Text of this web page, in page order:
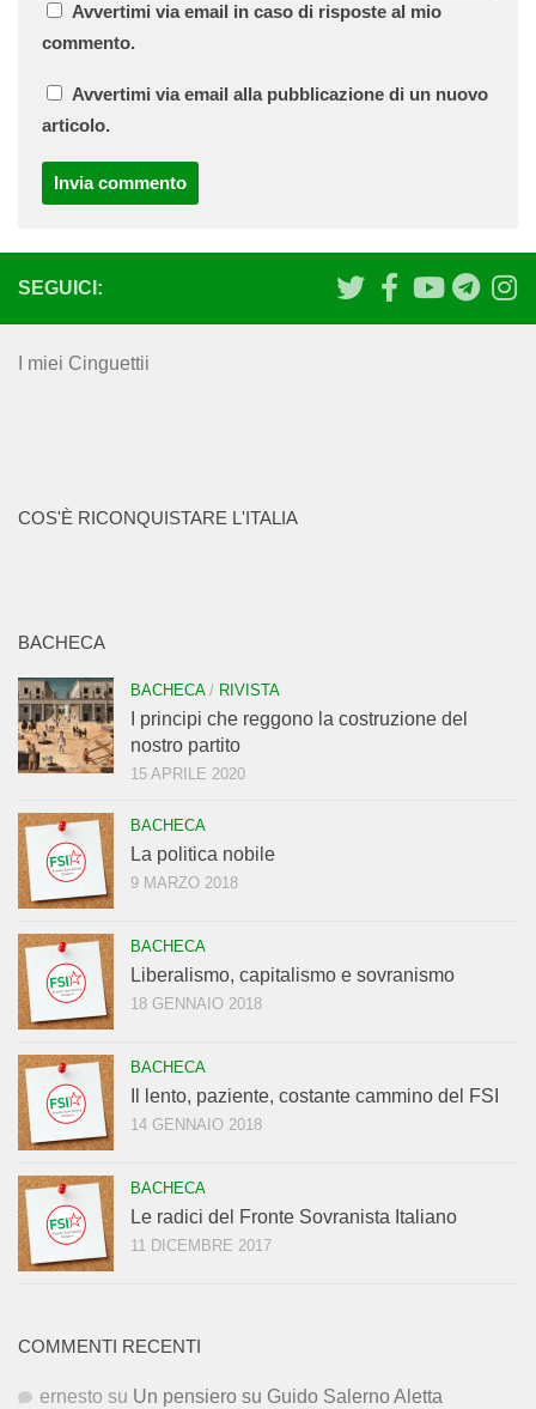
Avvertimi via email in caso di risposte al mio
commento.
Avvertimi via email alla pubblicazione di un nuovo
articolo.
SEGUICI:
I miei Cinguettii
COS'È RICONQUISTARE L'ITALIA
BACHECA
BACHECA/ RIVISTA
I principi che reggono la costruzione del
nostro partito
15 APRILE 2020
BACHECA
La politica nobile
9 MARZO 2018
BACHECA
Liberalismo, capitalismo e sovranismo
18 GENNAIO 2018
BACHECA
Il lento, paziente, costante cammino del FSI
14 GENNAIO 2018
BACHECA
Le radici del Fronte Sovranista Italiano
11 DICEMBRE 2017
COMMENTI RECENTI
ernesto su Un pensiero su Guido Salerno Aletta